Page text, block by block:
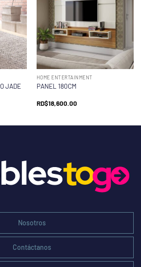
JADE
HOME ENTERTAINMENT
PANEL 180CM
RD$18,600.00
Nosotros
Contáctanos